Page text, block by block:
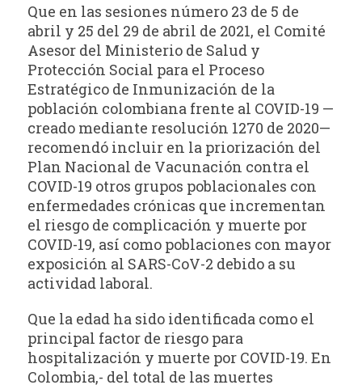
Que en las sesiones número 23 de 5 de
abril y 25 del 29 de abril de 2021, el Comité
Asesor del Ministerio de Salud y
Protección Social para el Proceso
Estratégico de Inmunización de la
población colombiana frente al COVID-19 —
creado mediante resolución 1270 de 2020—
recomendó incluir en la priorización del
Plan Nacional de Vacunación contra el
COVID-19 otros grupos poblacionales con
enfermedades crónicas que incrementan
el riesgo de complicación y muerte por
COVID-19, así como poblaciones con mayor
exposición al SARS-CoV-2 debido a su
actividad laboral.
Que la edad ha sido identificada como el
principal factor de riesgo para
hospitalización y muerte por COVID-19. En
Colombia,- del total de las muertes